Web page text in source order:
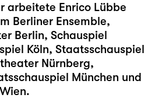
arbeitete Enrico Lübbe
Berliner Ensemble,
Berlin, Schauspiel
Köln, Staatsschauspiel
Nürnberg,
München und